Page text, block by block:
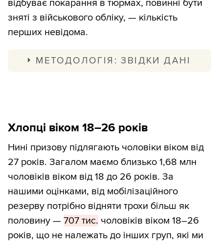
Дані про викладачів — Держстат, збірник
“ВИЩА ТА ФАХОВА ПЕРЕДВИЩА ОСВІТА
В УКРАЇНІ у 2022 році. Статистична
відбуває покарання в тюрмах, повинні бути
зняті з військового обліку, — кількість
перших невідома.
МЕТОДОЛОГІЯ: ЗВІДКИ ДАНІ
популяція тюрем (колонка 3B) –
утримувані до суду (2.1A) — неповнолітні
(2.1B, 2.1C) – іноземці (2.1F), помножені на
частку чоловіків серед усіх ув’язнених
Закон України“Про військовий обов’язок
і військову службу”, стаття 37.
Хлопці віком 18–26 років
Нині призову підлягають чоловіки віком від
27 років. Загалом маємо близько 1,68 млн
чоловіків віком від 18 до 26 років. За
нашими оцінками, від мобілізаційного
резерву потрібно відняти трохи більш як
половину — 707 тис. чоловіків віком 18–26
років, що не належать до інших груп, які ми